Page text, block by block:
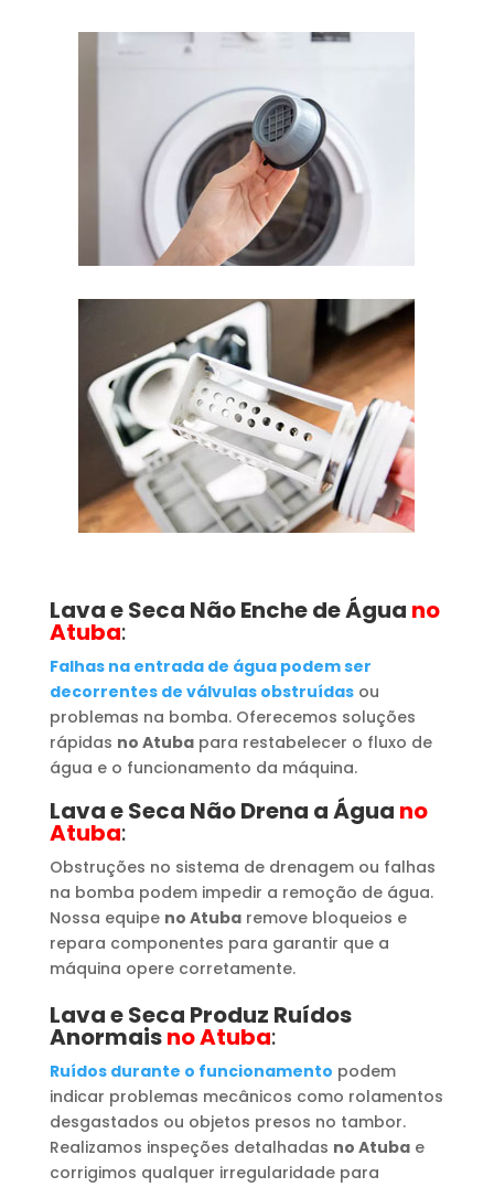
Lava e Seca Não Enche de Água no
Atuba:
Falhas na entrada de água podem ser
decorrentes de válvulas obstruídasou
problemas na bomba. Oferecemos soluções
rápidas no Atubapara restabelecer o fluxo de
água e o funcionamento da máquina.
Lava e Seca Não Drena a Água no
Atuba:
Obstruções no sistema de drenagem ou falhas
na bomba podem impedir a remoção de água.
Nossa equipe no Atubaremove bloqueios e
repara componentes para garantir que a
máquina opere corretamente.
Lava e Seca Produz Ruídos
Anormaisno Atuba:
Ruídos durante o funcionamento podem
indicar problemas mecânicos como rolamentos
desgastados ou objetos presos no tambor.
Realizamos inspeções detalhadas no Atubae
corrigimos qualquer irregularidade para